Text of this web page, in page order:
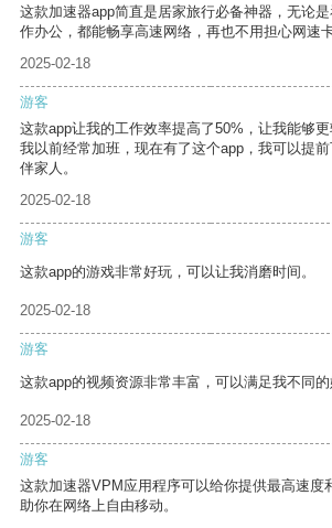
这款加速器app简直是居家旅行必备神器，无论
作办公，都能畅享高速网络，再也不用担心网速卡
2025-02-18
游客
这款app让我的工作效率提高了50%，让我能够更
我以前经常加班，现在有了这个app，我可以提
伴家人。
2025-02-18
游客
这款app的游戏非常好玩，可以让我消磨时间。
2025-02-18
游客
这款app的视频资源非常丰富，可以满足我不同的
2025-02-18
游客
这款加速器VPM应用程序可以给你提供最高速度
助你在网络上自由移动。